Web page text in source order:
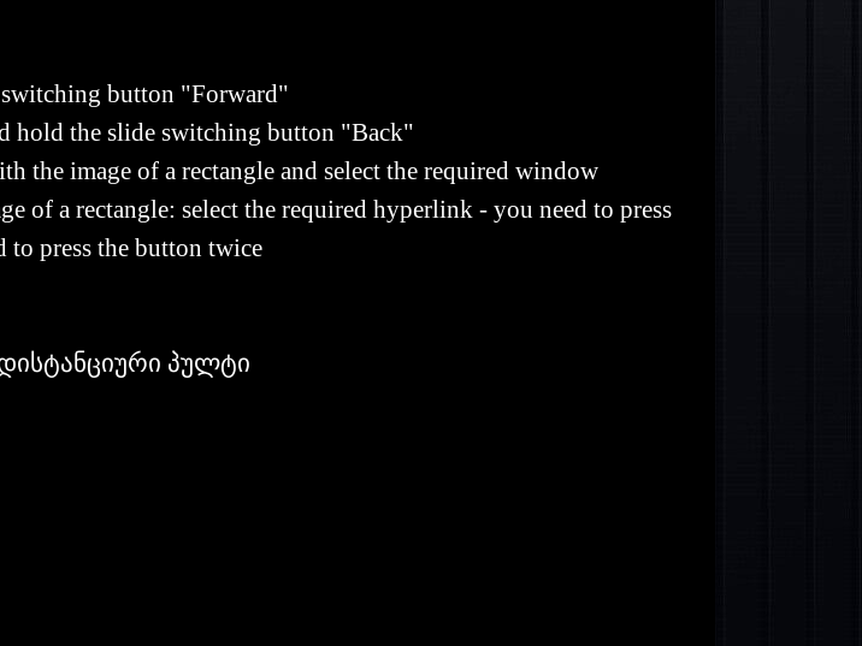
switching button "Forward"
hold the slide switching button "Back"
the image of a rectangle and select the required window
of a rectangle: select the required hyperlink - you need to press
to press the button twice
პულტი